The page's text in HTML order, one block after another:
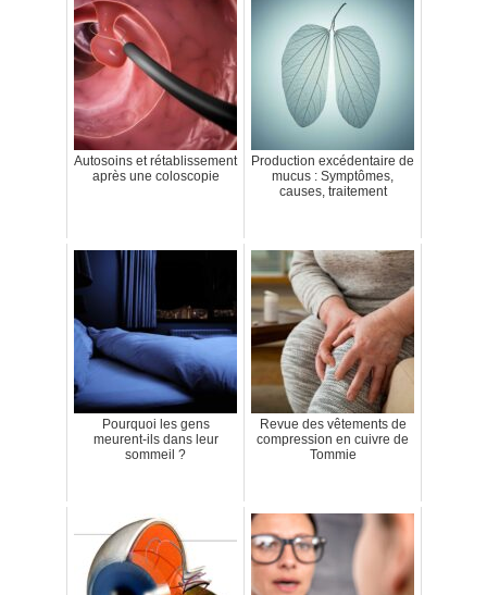
Autosoins et rétablissement
après une coloscopie
Production excédentaire de
mucus : Symptômes,
causes, traitement
Pourquoi les gens
meurent-ils dans leur
sommeil ?
Revue des vêtements de
compression en cuivre de
Tommie